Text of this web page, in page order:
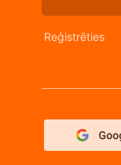
Reģistrēties